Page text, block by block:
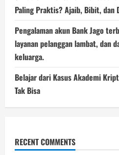
Paling Praktis? Ajaib, Bibit, dan
Pengalaman akun Bank Jago
layanan pelanggan lambat, dan
keluarga.
Belajar dari Kasus Akademi
Tak Bisa
RECENT COMMENTS